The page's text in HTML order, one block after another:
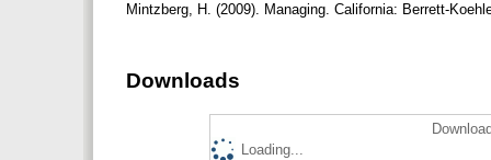
Mintzberg, H. (2009). Managing. California: Berrett-
Downloads
Loading...